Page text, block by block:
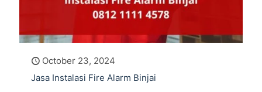
October 23, 2024
Jasa Instalasi Fire Alarm Binjai